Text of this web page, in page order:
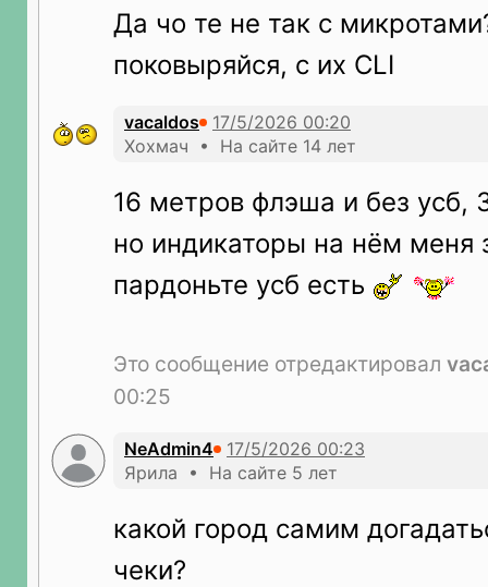
Да чо те не так с
поковыряйся, с их CLI
vacaldos
Хохмач • На сайте 14 лет
16 метров флэша и без усб,
но индикаторы на нём меня
пардоньте усб есть
Это сообщение отредактировал
00:25
NeAdmin4
Ярила • На сайте 5 лет
какой город самим
чеки?